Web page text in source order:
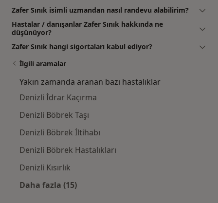
Zafer Sınık isimli uzmandan nasıl randevu alabilirim?
Hastalar / danışanlar Zafer Sınık hakkında ne
düşünüyor?
Zafer Sınık hangi sigortaları kabul ediyor?
İlgili aramalar
Yakın zamanda aranan bazı hastalıklar
Denizli İdrar Kaçırma
Denizli Böbrek Taşı
Denizli Böbrek İltihabı
Denizli Böbrek Hastalıkları
Denizli Kısırlık
Daha fazla (15)